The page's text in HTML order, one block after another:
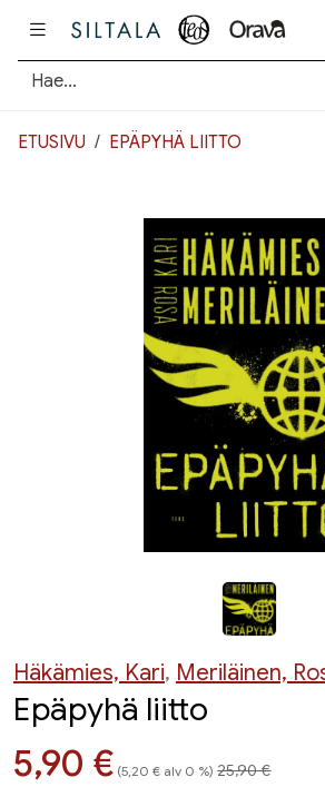
ETUSIVU EPÄPYHÄ LIITTO
Häkämies, Kari, Meriläinen,
Epäpyhä liitto
Hinta nyt
5,90 € (5,20 € alv 0 %) 25,90 €